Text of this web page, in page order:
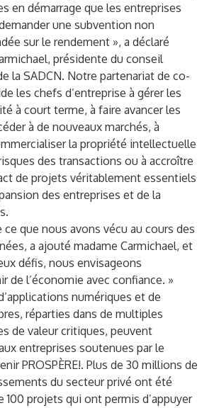
en démarrage que les entreprises
une subvention non
sur le rendement », a déclaré
présidente du conseil
la SADCN. Notre partenariat de co-
les chefs d’entreprise à gérer les
à court terme, à faire avancer les
à de nouveaux marchés, à
la propriété intellectuelle
des transactions ou à accroître
de projets véritablement essentiels
des entreprises et de la
que nous avons vécu au cours des
a ajouté madame Carmichael, et
défis, nous envisageons
de l’économie avec confiance. »
numériques et de
réparties dans de multiples
de valeur critiques, peuvent
entreprises soutenues par le
PROSPÈRE!. Plus de 30 millions de
du secteur privé ont été
100 projets qui ont permis d’appuyer